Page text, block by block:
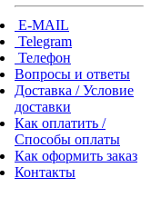
E-MAIL
Telegram
Телефон
Вопросы и ответы
Доставка / Условие
доставки
Как оплатить /
Способы оплаты
Как оформить заказ
Контакты